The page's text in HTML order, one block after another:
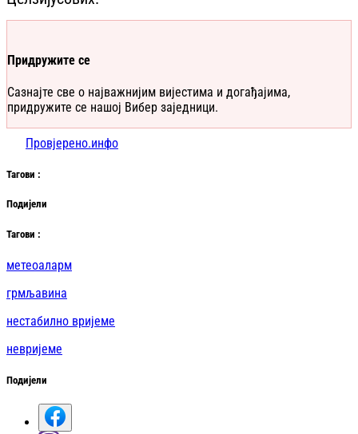
Придружите се
Сазнајте све о најважнијим вијестима и догађајима,
придружите се нашој Вибер заједници.
Провјерено.инфо
Тагови :
Подијели
Тагови :
метеоаларм
грмљавина
нестабилно вријеме
невријеме
Подијели